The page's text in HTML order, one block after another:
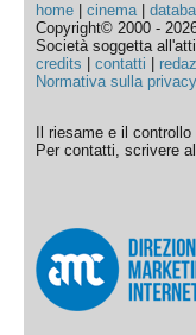
home |cinema|
Copyright© 2000 -
Società soggetta
credits |contatti
Normativa sulla privacy
Il riesame e il
Per contatti, scrivere